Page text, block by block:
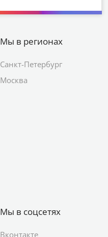
Мы в регионах
Санкт-Петербург
Москва
Мы в соцсетях
Вконтакте